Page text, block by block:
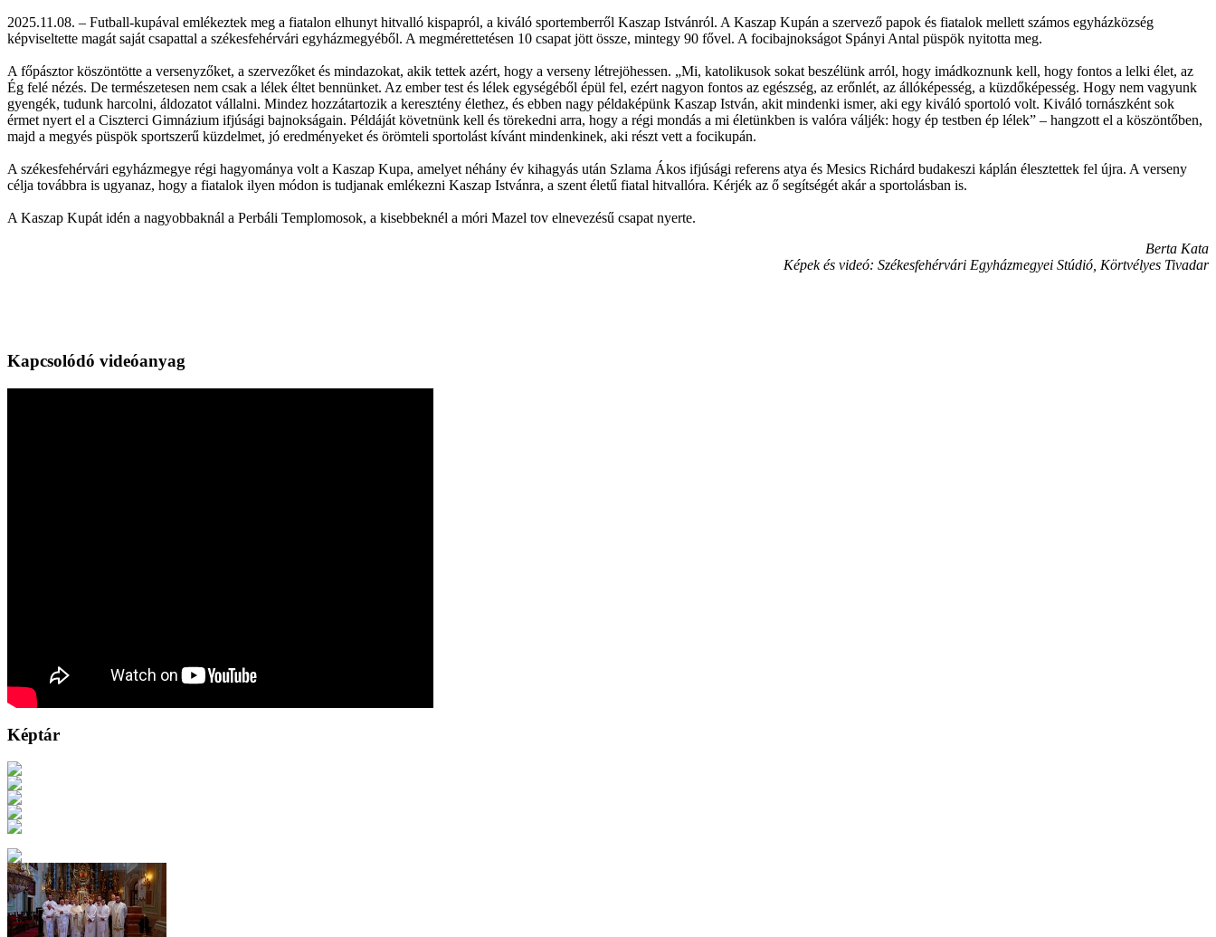
2025.11.08. – Futball-kupával emlékeztek meg a fiatalon elhunyt hitvalló kispapról, a kiváló sportemberről Kaszap Istvánról. A Kaszap Kupán a szervező papok és fiatalok mellett számos egyházközség
képviseltette magát saját csapattal a székesfehérvári egyházmegyéből. A megmérettetésen 10 csapat jött össze, mintegy 90 fővel. A focibajnokságot Spányi Antal püspök nyitotta meg.
A főpásztor köszöntötte a versenyzőket, a szervezőket és mindazokat, akik tettek azért, hogy a verseny létrejöhessen. „Mi, katolikusok sokat beszélünk arról, hogy imádkoznunk kell, hogy fontos a lelki élet, az
Ég felé nézés. De természetesen nem csak a lélek éltet bennünket. Az ember test és lélek egységéből épül fel, ezért nagyon fontos az egészség, az erőnlét, az állóképesség, a küzdőképesség. Hogy nem vagyunk
gyengék, tudunk harcolni, áldozatot vállalni. Mindez hozzátartozik a keresztény élethez, és ebben nagy példaképünk Kaszap István, akit mindenki ismer, aki egy kiváló sportoló volt. Kiváló tornászként sok
érmet nyert el a Ciszterci Gimnázium ifjúsági bajnokságain. Példáját követnünk kell és törekedni arra, hogy a régi mondás a mi életünkben is valóra váljék: hogy ép testben ép lélek” – hangzott el a köszöntőben,
majd a megyés püspök sportszerű küzdelmet, jó eredményeket és örömteli sportolást kívánt mindenkinek, aki részt vett a focikupán.
A székesfehérvári egyházmegye régi hagyománya volt a Kaszap Kupa, amelyet néhány év kihagyás után Szlama Ákos ifjúsági referens atya és Mesics Richárd budakeszi káplán élesztettek fel újra. A verseny
célja továbbra is ugyanaz, hogy a fiatalok ilyen módon is tudjanak emlékezni Kaszap Istvánra, a szent életű fiatal hitvallóra. Kérjék az ő segítségét akár a sportolásban is.
A Kaszap Kupát idén a nagyobbaknál a Perbáli Templomosok, a kisebbeknél a móri Mazel tov elnevezésű csapat nyerte.
Berta Kata
Képek és videó: Székesfehérvári Egyházmegyei Stúdió, Körtvélyes Tivadar
Kapcsolódó videóanyag
Képtár